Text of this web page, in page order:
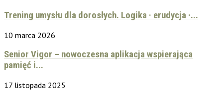
Trening umysłu dla dorosłych. Logika · erudycja ·...
10 marca 2026
Senior Vigor – nowoczesna aplikacja wspierająca
pamięć i...
17 listopada 2025